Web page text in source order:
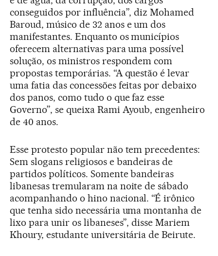
conseguidos por influência”, diz Mohamed
Baroud, músico de 32 anos e um dos
manifestantes. Enquanto os municípios
oferecem alternativas para uma possível
solução, os ministros respondem com
propostas temporárias. “A questão é levar
uma fatia das concessões feitas por debaixo
dos panos, como tudo o que faz esse
Governo”, se queixa Rami Ayoub, engenheiro
de 40 anos.
Esse protesto popular não tem precedentes:
Sem slogans religiosos e bandeiras de
partidos políticos. Somente bandeiras
libanesas tremularam na noite de sábado
acompanhando o hino nacional. “É irônico
que tenha sido necessária uma montanha de
lixo para unir os libaneses”, disse Mariem
Khoury, estudante universitária de Beirute.